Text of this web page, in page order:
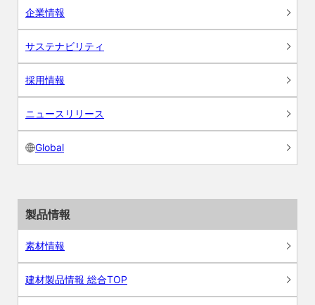
企業情報
サステナビリティ
採用情報
ニュースリリース
Global
製品情報
素材情報
建材製品情報 総合TOP